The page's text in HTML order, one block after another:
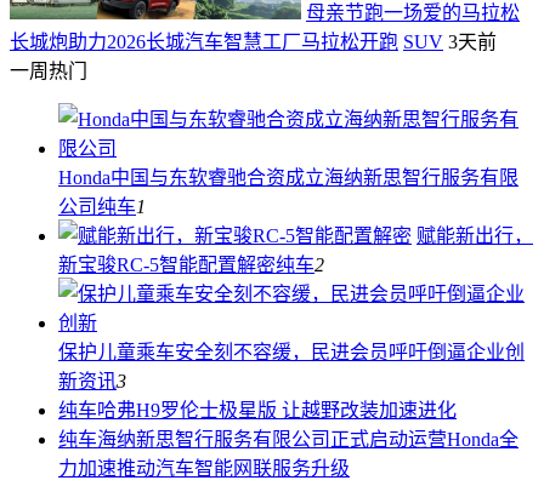
母亲节跑一场爱的马拉松
长城炮助力2026长城汽车智慧工厂马拉松开跑 SUV 3天前
一周热门
Honda中国与东软睿驰合资成立海纳新思智行服务有限
公司纯车1
赋能新出行，
新宝骏RC-5智能配置解密纯车2
保护儿童乘车安全刻不容缓，民进会员呼吁倒逼企业创
新资讯3
纯车哈弗H9罗伦士极星版 让越野改装加速进化
纯车海纳新思智行服务有限公司正式启动运营Honda全
力加速推动汽车智能网联服务升级